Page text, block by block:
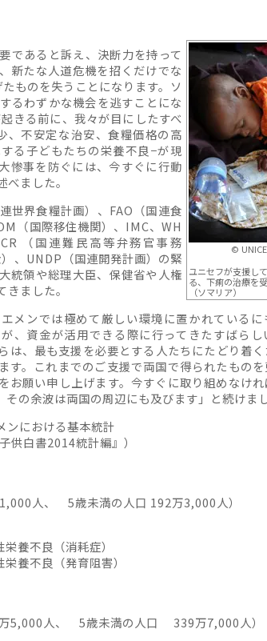
©
ユニセフが支援し
る、下痢の治療を
（ソマリア）
であると訴え、決断力を持って
新たな人道危機を招くだけでな
ものを失うことになります。ソ
るわずかな機会を逃すことにな
きる前に、我々が目にしたすべ
、不安定な治安、食糧価格の高
る子どもたちの栄養不良−が現
惨事を防ぐには、今すぐに行動
ました。
世界食糧計画）、FAO（国連食
（国際移住機関）、IMC、WH
（国連難民高等弁務官事務
、UNDP（国連開発計画）の緊
統領や総理大臣、保健省や人権
ました。
メンでは極めて厳しい環境に置かれているに
、資金が活用できる際に行ってきたすばらし
は、最も支援を必要とする人たちにたどり着
す。これまでのご支援で両国で得られたもの
お願い申し上げます。今すぐに取り組めなけれ
の余波は両国の周辺にも及びます」と続けまし
における基本統計
白書2014統計編』）
人、 5歳未満の人口 192万3,000人）
養不良（消耗症）
養不良（発育阻害）
人、 5歳未満の人口 339万7,000人）